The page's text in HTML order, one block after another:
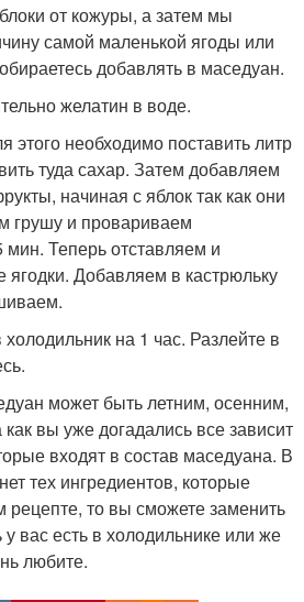
от кожуры, а затем мы
самой маленькой ягоды или
добавлять в маседуан.
желатин в воде.
этого необходимо поставить литр
туда сахар. Затем добавляем
начиная с яблок так как они
грушу и провариваем
мин. Теперь отставляем и
Добавляем в кастрюльку
на 1 час. Разлейте в
может быть летним, осенним,
вы уже догадались все зависит
входят в состав маседуана. В
тех ингредиентов, которые
то вы сможете заменить
вас есть в холодильнике или же
любите.